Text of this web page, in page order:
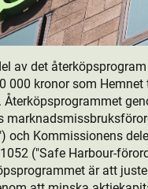
av det
000 kronor som
Återköpsprogrammet
och Kommissionens
("Safe Harbour-
är att